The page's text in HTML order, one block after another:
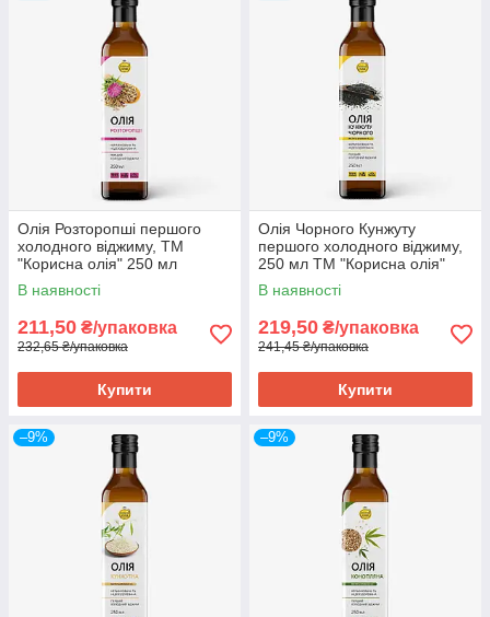
Олія Розторопші першого
холодного віджиму, ТМ
"Корисна олія" 250 мл
В наявності
211,50 ₴/упаковка
232,65 ₴/упаковка
Купити
Олія Чорного Кунжуту
першого холодного віджиму,
250 мл ТМ "Корисна олія"
В наявності
219,50 ₴/упаковка
241,45 ₴/упаковка
Купити
–9% –9%